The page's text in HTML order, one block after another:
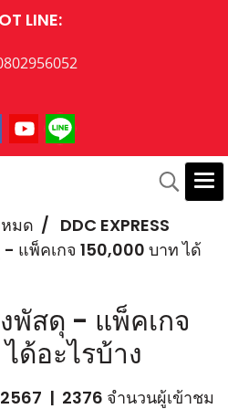
LINE:
มด
DDC EXPRESS
แพ็คเกจ 150,000 บาท ได้
พัสดุ - แพ็คเกจ
ด้อะไรบ้าง
| 2376 จำนวนผู้เข้าชม